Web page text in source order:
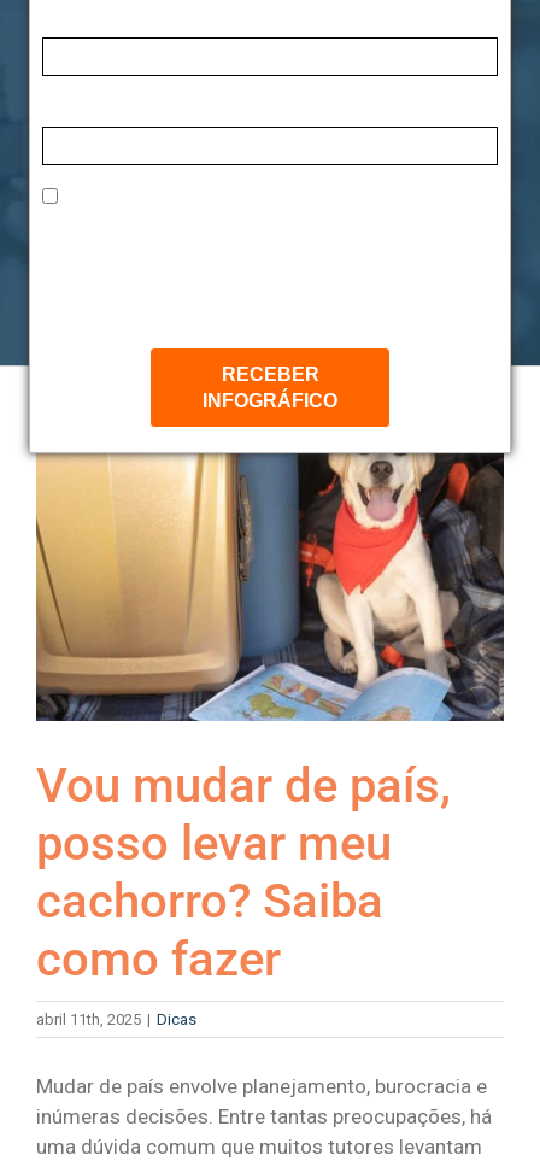
RECEBER
INFOGRÁFICO
meu
cachorro?
imagem
Vou mudar de país,
posso levar meu
cachorro? Saiba
como fazer
abril 11th, 2025 | Dicas
Mudar de país envolve planejamento, burocracia e
inúmeras decisões. Entre tantas preocupações, há
uma dúvida comum que muitos tutores levantam